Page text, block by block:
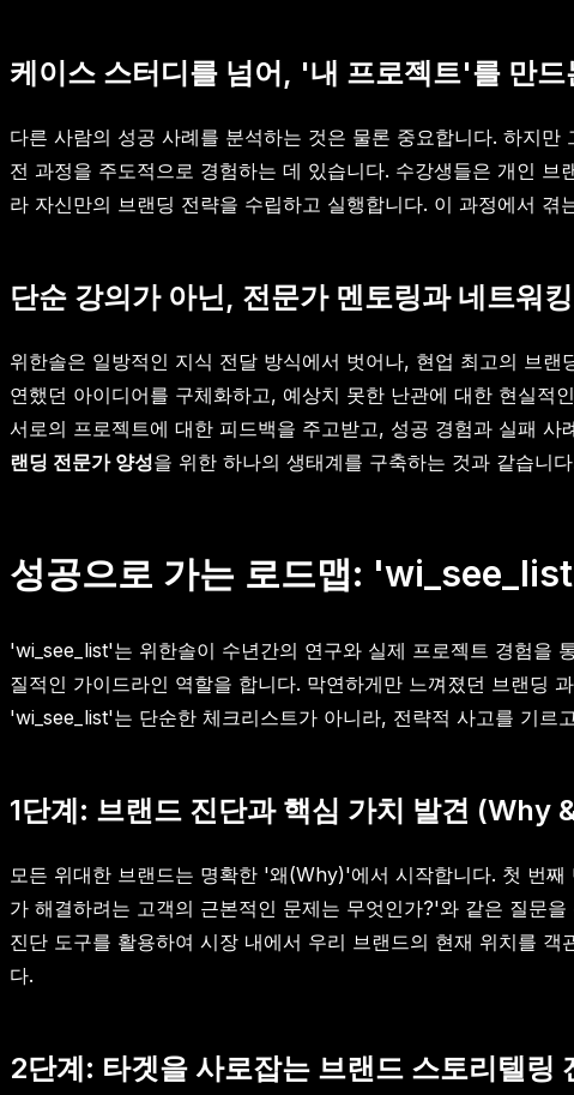
케이스 스터디를 넘어, '내 프로젝트'를 만드
다른 사람의 성공 사례를 분석하는 것은 물론 중요합니다. 하지
전 과정을 주도적으로 경험하는 데 있습니다. 수강생들은 개인
라 자신만의 브랜딩 전략을 수립하고 실행합니다. 이 과정에서
단순 강의가 아닌, 전문가 멘토링과 네트워킹
위한솔은 일방적인 지식 전달 방식에서 벗어나, 현업 최고의 브
연했던 아이디어를 구체화하고, 예상치 못한 난관에 대한 현실적
서로의 프로젝트에 대한 피드백을 주고받고, 성공 경험과 실패
랜딩 전문가 양성을 위한 하나의 생태계를 구축하는 것과 같습니
성공으로 가는 로드맵:
'wi_see_list'는 위한솔이 수년간의 연구와 실제 프로젝트 경험을
질적인 가이드라인 역할을 합니다. 막연하게만 느껴졌던 브랜딩
'wi_see_list'는 단순한 체크리스트가 아니라, 전략적 사고를 기르
1단계: 브랜드 진단과 핵심 가치 발견 (Why
모든 위대한 브랜드는 명확한 '왜(Why)'에서 시작합니다. 첫 번
가 해결하려는 고객의 근본적인 문제는 무엇인가?'와 같은 질문
진단 도구를 활용하여 시장 내에서 우리 브랜드의 현재 위치를
다.
2단계: 타겟을 사로잡는 브랜드 스토리텔링